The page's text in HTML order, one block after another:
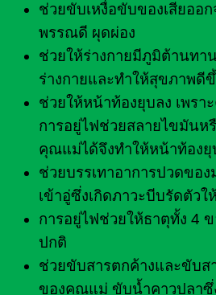
ช่วยขับเหงื่อขับของเสียออ
พรรณดี ผุดผ่อง
ช่วยให้ร่างกายมีภูมิต้านทา
ร่างกายและทำให้สุขภาพดี
ช่วยให้หน้าท้องยุบลง เพรา
การอยู่ไฟช่วยสลายไขมันห
คุณแม่ได้จึงทำให้หน้าท้องยุ
ช่วยบรรเทาอาการปวดขอ
เข้าอู่ซึ่งเกิดภาวะบีบรัดตัวใ
การอยู่ไฟช่วยให้ธาตุทั้ง 4
ปกติ
ช่วยขับสารตกค้างและขับส
ของคุณแม่ ขับน้ำคาวปลาซึ่